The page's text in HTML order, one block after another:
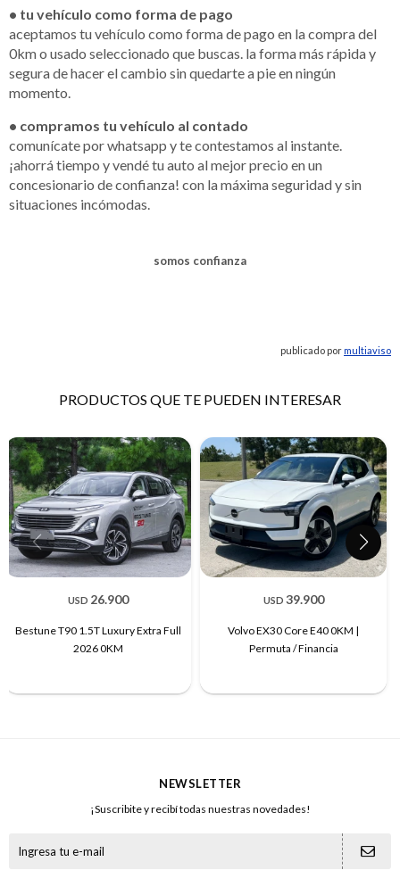
• tu vehículo como forma de pago
aceptamos tu vehículo como forma de pago en la compra del
0km o usado seleccionado que buscas. la forma más rápida y
segura de hacer el cambio sin quedarte a pie en ningún
momento.
• compramos tu vehículo al contado
comunícate por whatsapp y te contestamos al instante.
¡ahorrá tiempo y vendé tu auto al mejor precio en un
concesionario de confianza! con la máxima seguridad y sin
situaciones incómodas.
somos confianza
publicado pormultiaviso
PRODUCTOS QUE TE PUEDEN INTERESAR
USD 26.900
Bestune T90 1.5T Luxury Extra Full
2026 0KM
USD 39.900
Volvo EX30 Core E40 0KM |
Permuta / Financia
NEWSLETTER
¡Suscribite y recibí todas nuestras novedades!